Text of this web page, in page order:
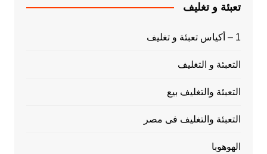
تعبئة و تغليف
1 – أكياس تعبئة و تغليف
التعبئة و التغليف
التعبئة والتغليف بيع
التعبئة والتغليف فى مصر
الهوهوبا